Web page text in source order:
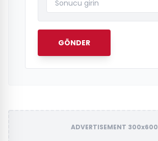
GÖNDER
ADVERTISEMENT 300x600